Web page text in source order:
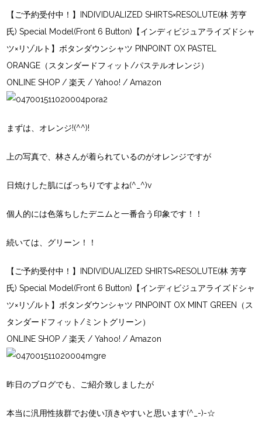
【ご予約受付中！】INDIVIDUALIZED SHIRTS×RESOLUTE(林 芳亨
氏) Special Model(Front 6 Button)【インディビジュアライズドシャ
ツ×リゾルト】ボタンダウンシャツ PINPOINT OX PASTEL
ORANGE（スタンダードフィット/パステルオレンジ）
ONLINE SHOP /楽天 /Yahoo! /Amazon
まずは、オレンジ!(^^)!
上の写真で、林さんが着られているのがオレンジですが
日焼けした肌にばっちりですよね(^_^)v
個人的には色落ちしたデニムと一番合う印象です！！
続いては、グリーン！！
【ご予約受付中！】INDIVIDUALIZED SHIRTS×RESOLUTE(林 芳亨
氏) Special Model(Front 6 Button)【インディビジュアライズドシャ
ツ×リゾルト】ボタンダウンシャツ PINPOINT OX MINT GREEN（ス
タンダードフィット/ミントグリーン）
ONLINE SHOP /楽天 /Yahoo! /Amazon
昨日のブログでも、ご紹介致しましたが
本当に汎用性抜群でお使い頂きやすいと思います(^_-)-☆